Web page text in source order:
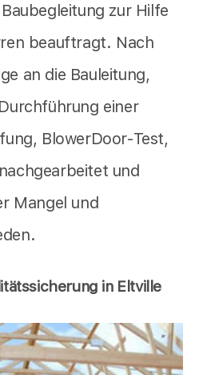
zur Hilfe
beauftragt. Nach
an die Bauleitung,
einer
BlowerDoor-Test,
und
Mangel und
in Eltville